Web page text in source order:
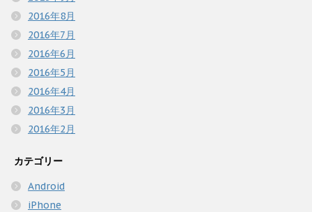
2016年8月
2016年7月
2016年6月
2016年5月
2016年4月
2016年3月
2016年2月
カテゴリー
Android
iPhone